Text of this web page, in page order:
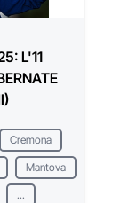
L'11
Cremona
Mantova
...